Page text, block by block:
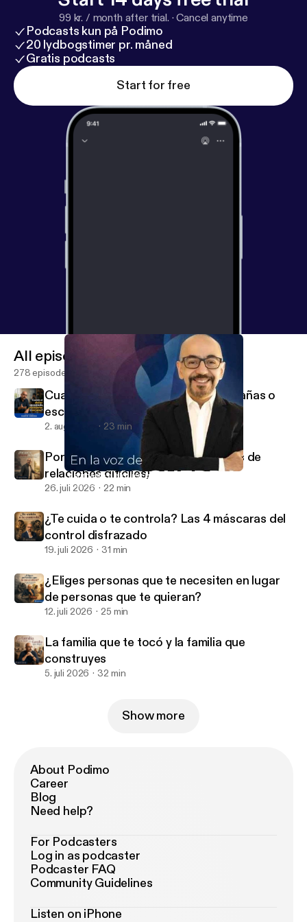
99 kr. / month after trial. ·Cancel anytime
Podcasts kun på Podimo
20 lydbogstimer pr. måned
Gratis podcasts
Start for free
Lastimaste a alguien que amas... ¿y ahora qué?
En la voz de Mario Guerra
All episodes
278 episodes
Cuando el dolor incomoda, ¿acompañas o
escapas?
2. aug. 2026 23 min
Por qué te aburre lo bueno (después de
relaciones difíciles)
26. juli 2026 22 min
¿Te cuida o te controla? Las 4 máscaras del
control disfrazado
19. juli 2026 31 min
¿Eliges personas que te necesiten en lugar
de personas que te quieran?
12. juli 2026 25 min
La familia que te tocó y la familia que
construyes
5. juli 2026 32 min
Show more
About Podimo
Career
Blog
Need help?
For Podcasters
Log in as podcaster
Podcaster FAQ
Community Guidelines
Listen on iPhone